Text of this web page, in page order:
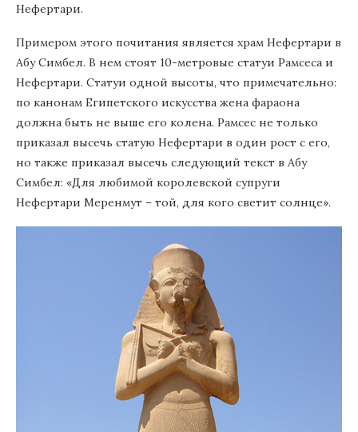
Нефертари.
Примером этого почитания является храм Нефертари в
Абу Симбел. В нем стоят 10-метровые статуи Рамсеса и
Нефертари. Статуи одной высоты, что примечательно:
по канонам Египетского искусства жена фараона
должна быть не выше его колена. Рамсес не только
приказал высечь статую Нефертари в один рост с его,
но также приказал высечь следующий текст в Абу
Симбел: «Для любимой королевской супруги
Нефертари Меренмут – той, для кого светит солнце».